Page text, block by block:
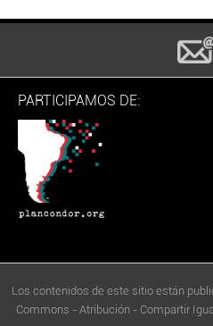
PARTICIPAMOS DE:
Los contenidos de este sitio están
Commons - Atribución - Compartir